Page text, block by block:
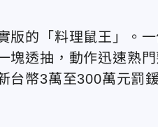
版的「料理鼠王」。
塊透抽，動作迅速熟
台幣3萬至300萬元罰